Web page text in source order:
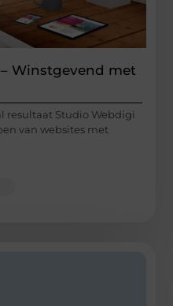
Winstgevend met
resultaat Studio Webdigi
van websites met